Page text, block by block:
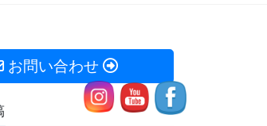
お問い合わせ